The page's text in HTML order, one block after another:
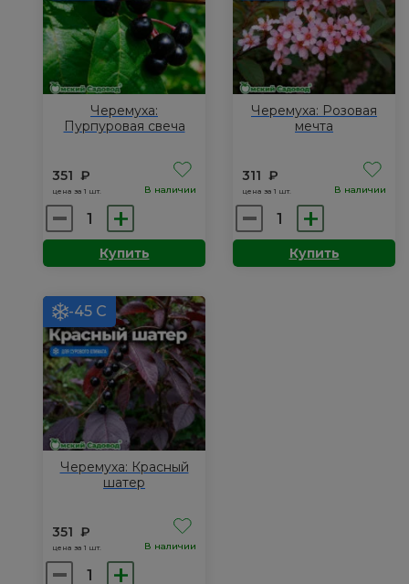
Черемуха:
Пурпуровая свеча
351 ₽
цена за 1 шт. В наличии
Количество
товара
Черемуха:
свеча
Купить
Черемуха: Розовая
мечта
311 ₽
цена за 1 шт. В наличии
Количество
товара
Черемуха:Купить
-45 С
Черемуха: Красный
шатер
351 ₽
цена за 1 шт. В наличии
Количество